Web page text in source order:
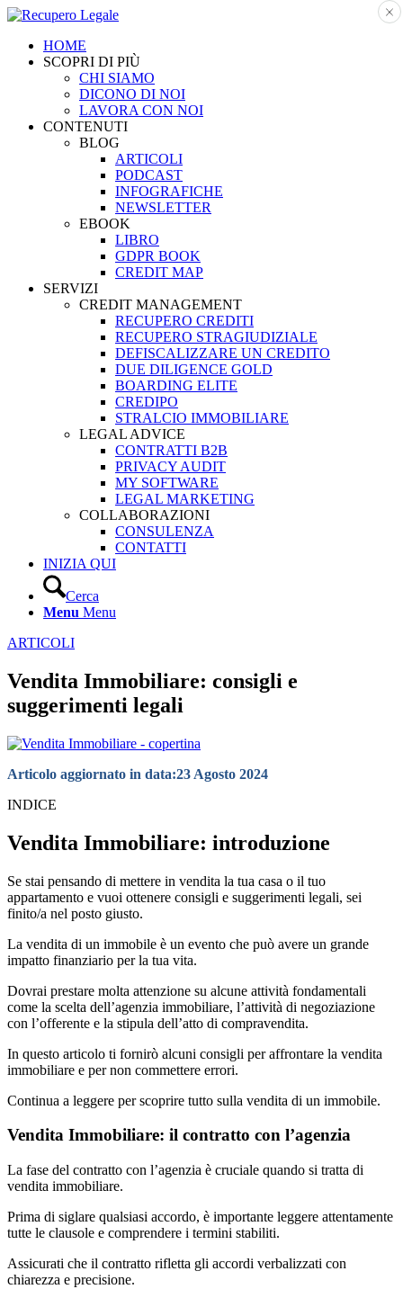
HOME
SCOPRI DI PIÙ
CHI SIAMO
DICONO DI NOI
LAVORA CON NOI
CONTENUTI
BLOG
ARTICOLI
PODCAST
INFOGRAFICHE
NEWSLETTER
EBOOK
LIBRO
GDPR BOOK
CREDIT MAP
SERVIZI
CREDIT MANAGEMENT
RECUPERO CREDITI
RECUPERO STRAGIUDIZIALE
DEFISCALIZZARE UN CREDITO
DUE DILIGENCE GOLD
BOARDING ELITE
CREDIPO
STRALCIO IMMOBILIARE
LEGAL ADVICE
CONTRATTI B2B
PRIVACY AUDIT
MY SOFTWARE
LEGAL MARKETING
COLLABORAZIONI
CONSULENZA
CONTATTI
INIZIA QUI
Cerca
Menu Menu
ARTICOLI
Vendita Immobiliare: consigli e
suggerimenti legali
Articolo aggiornato in data:23 Agosto 2024
INDICE
Vendita Immobiliare: introduzione
Se stai pensando di mettere in vendita la tua casa o il tuo
appartamento e vuoi ottenere consigli e suggerimenti legali, sei
finito/a nel posto giusto.
La vendita di un immobile è un evento che può avere un grande
impatto finanziario per la tua vita.
Dovrai prestare molta attenzione su alcune attività fondamentali
come la scelta dell’agenzia immobiliare, l’attività di negoziazione
con l’offerente e la stipula dell’atto di compravendita.
In questo articolo ti fornirò alcuni consigli per affrontare la vendita
immobiliare e per non commettere errori.
Continua a leggere per scoprire tutto sulla vendita di un immobile.
Vendita Immobiliare: il contratto con l’agenzia
La fase del contratto con l’agenzia è cruciale quando si tratta di
vendita immobiliare.
Prima di siglare qualsiasi accordo, è importante leggere attentamente
tutte le clausole e comprendere i termini stabiliti.
Assicurati che il contratto rifletta gli accordi verbalizzati con
chiarezza e precisione.